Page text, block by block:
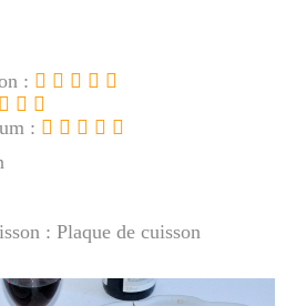
:
:
: Plaque de cuisson